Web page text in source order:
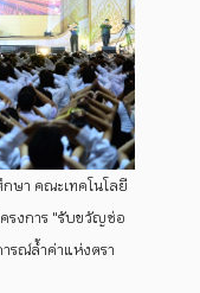
ษา คณะเทคโนโลยี
ครงการ "รับขวัญช่อ
รณ์ล้ำค่าแห่งตรา